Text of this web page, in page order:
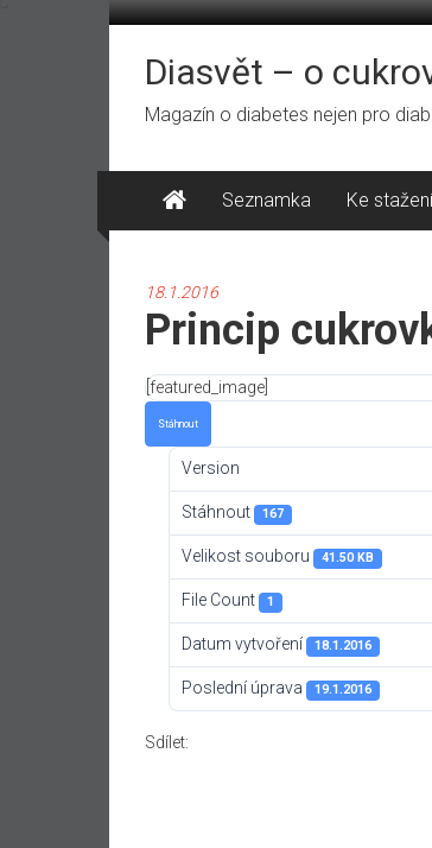
Přeskočit
obsahDiasvět – o
Magazín o diabetes nejen pro
Seznamka Ke stažení
18.1.2016
Princip
[featured_image]
Stáhnout
Version
Stáhnout 167
Velikost souboru 41.50 KB
File Count 1
Datum vytvoření 18.1.2016
Poslední úprava 19.1.2016
Sdílet: